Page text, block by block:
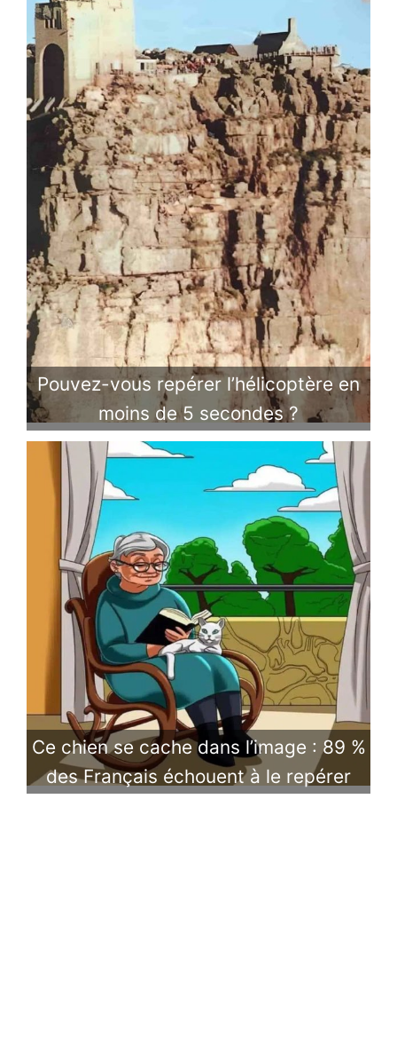
Pouvez-vous repérer l’hélicoptère en
moins de 5 secondes ?
Ce chien se cache dans l’image : 89 %
des Français échouent à le repérer